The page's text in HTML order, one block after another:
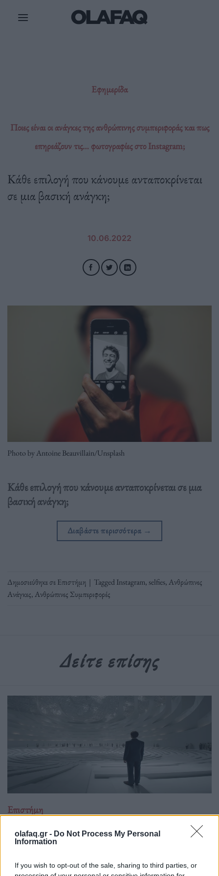
olafaq.gr - Do Not Process My Personal
Information
If you wish to opt-out of the sale, sharing to third parties, or
Εφημερίδα
Ποιες είναι οι ανάγκες της ανθρώπινης συμπεριφοράς και πως
επηρεάζουν τις… φωτογραφίες στο Instagram;
Κάθε επιλογή που κάνουμε ανταποκρίνεται
σε μια βασική ανάγκη;
10.06.2022
Photo by Antoine Beauvillain/Unsplash
Κάθε επιλογή που κάνουμε ανταποκρίνεται σε μια
βασική ανάγκη;
Διαβάστε περισσότερα →
Δημοσιεύθηκε σεΕπιστήμη | TaggedInstagram, selfies,Ανθρώπινες
Ανάγκες,Ανθρώπινες Συμπεριφορές
Δείτε επίσης
Επιστήμη
Το πείραμα της τρέλας: Η διπλή όψη του
LSD στην ψυχιατρική